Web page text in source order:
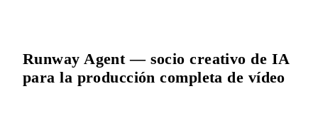
Runway Agent — socio creativo de IA
para la producción completa de vídeo